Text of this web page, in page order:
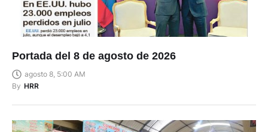
Portada del 8 de agosto de 2026
agosto 8, 5:00 AM
By HRR